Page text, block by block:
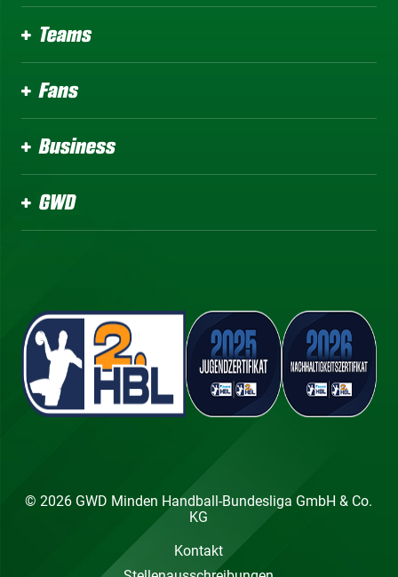
Teams
Fans
Business
GWD
© 2026 GWD Minden Handball-Bundesliga GmbH & Co.
KG
Kontakt